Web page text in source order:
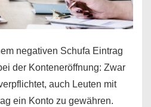
negativen Schufa Eintrag
der Konteneröffnung: Zwar
auch Leuten mit
ein Konto zu gewähren.